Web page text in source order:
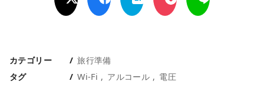
カテゴリー
旅行準備
タグ
Wi-Fi アルコール 電圧